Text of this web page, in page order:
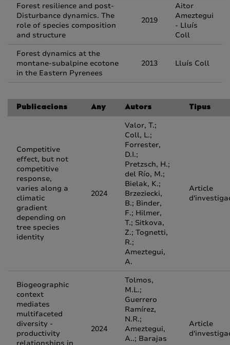
Forest resilience and post-
Disturbance dynamics. The
role of species composition
and structure
2019
Aitor
Ameztegui
- Lluís
Coll
Forest dynamics at the
montane-subalpine ecotone
in the Eastern Pyrenees
2013 Lluís Coll
Publicacions Any Autors Tipus
Competitive
effect, but not
competitive
response,
varies along a
climatic
gradient
depending on
tree species
identity
2024
Valor, T.;
Coll, L.;
Forrester,
D.I.;
Pretzsch, H.;
del Río, M.;
Bielak, K.;
Brzeziecki,
B.; Binder,
F.; Hilmer,
T.; Sitkova,
Z.; Tognetti,
R.;
Ameztegui,
A.
Article
Biogeographic
context
mediates
multifaceted
diversity -
productivity
2024
Tolmos,
M.L.;
Guerrero
Ramírez,
N.R.;
Ameztegui,
A..; Barajas
Article